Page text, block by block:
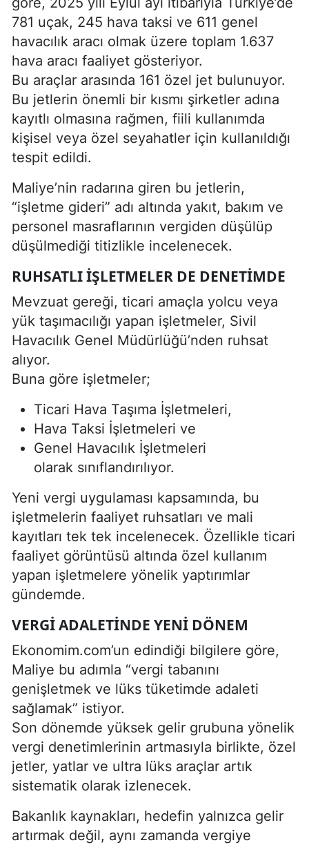
781 uçak, 245 hava taksi ve 611 genel
havacılık aracı olmak üzere toplam 1.637
hava aracı faaliyet gösteriyor.
Bu araçlar arasında 161 özel jet bulunuyor.
Bu jetlerin önemli bir kısmı şirketler adına
kayıtlı olmasına rağmen, fiili kullanımda
kişisel veya özel seyahatler için kullanıldığı
tespit edildi.
Maliye’nin radarına giren bu jetlerin,
“işletme gideri” adı altında yakıt, bakım ve
personel masraflarının vergiden düşülüp
düşülmediği titizlikle incelenecek.
RUHSATLI İŞLETMELER DE DENETIMDE
Mevzuat gereği, ticari amaçla yolcu veya
yük taşımacılığı yapan işletmeler, Sivil
Havacılık Genel Müdürlüğü’nden ruhsat
alıyor.
Buna göre işletmeler;
Ticari Hava Taşıma İşletmeleri,
Hava Taksi İşletmeleri ve
Genel Havacılık İşletmeleri
olarak sınıflandırılıyor.
Yeni vergi uygulaması kapsamında, bu
işletmelerin faaliyet ruhsatları ve mali
kayıtları tek tek incelenecek. Özellikle ticari
faaliyet görüntüsü altında özel kullanım
yapan işletmelere yönelik yaptırımlar
gündemde.
VERGI ADALETINDE YENI DÖNEM
Ekonomim.com’un edindiği bilgilere göre,
Maliye bu adımla “vergi tabanını
genişletmek ve lüks tüketimde adaleti
sağlamak” istiyor.
Son dönemde yüksek gelir grubuna yönelik
vergi denetimlerinin artmasıyla birlikte, özel
jetler, yatlar ve ultra lüks araçlar artık
sistematik olarak izlenecek.
Bakanlık kaynakları, hedefin yalnızca gelir
artırmak değil, aynı zamanda vergiye